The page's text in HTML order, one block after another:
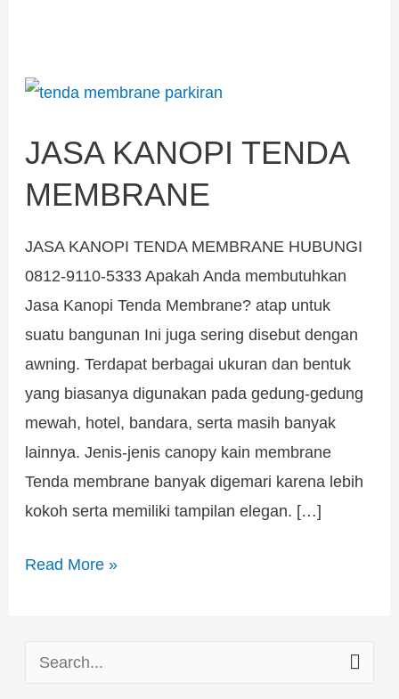
JASA KANOPI TENDA
MEMBRANE
JASA KANOPI TENDA MEMBRANE HUBUNGI
0812-9110-5333 Apakah Anda membutuhkan
Jasa Kanopi Tenda Membrane? atap untuk
suatu bangunan Ini juga sering disebut dengan
awning. Terdapat berbagai ukuran dan bentuk
yang biasanya digunakan pada gedung-gedung
mewah, hotel, bandara, serta masih banyak
lainnya. Jenis-jenis canopy kain membrane
Tenda membrane banyak digemari karena lebih
kokoh serta memiliki tampilan elegan. […]
JASA
TENDA
Read More »